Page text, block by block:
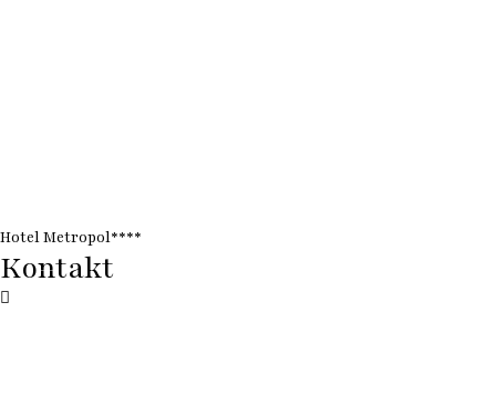
Hotel Metropol****
Kontakt